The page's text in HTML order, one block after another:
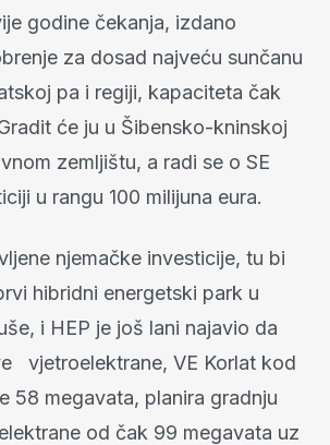
godine čekanja, izdano
za dosad najveću sunčanu
pa i regiji, kapaciteta čak
će ju u Šibensko-kninskoj
zemljištu, a radi se o SE
u rangu 100 milijuna eura.
njemačke investicije, tu bi
hibridni energetski park u
i HEP je još lani najavio da
vjetroelektrane, VE Korlat kod
58 megavata, planira gradnju
od čak 99 megavata uz